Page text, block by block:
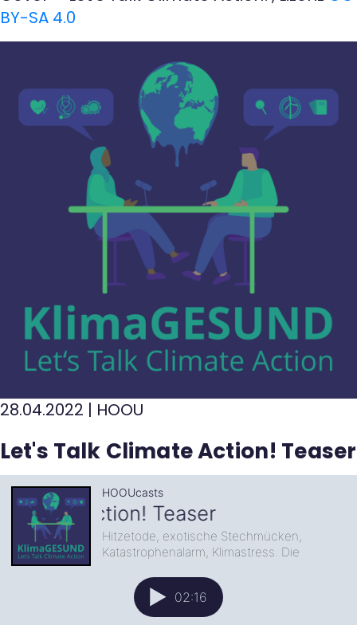
BY-SA 4.0
28.04.2022 | HOOU
Let's Talk Climate Action! Teaser